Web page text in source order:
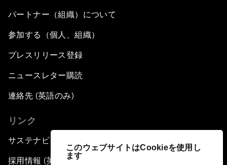
このウェブサイトはCookieを使用し
ます
パートナー（組織）について
参加する（個人、組織）
プレスリリース登録
ニュースレター購読
連絡先 (英語のみ)
リンク
サステナビリティへの取り組み
採用情報 (英語のみ)